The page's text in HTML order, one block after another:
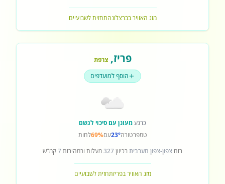
מזג האוויר בברצלונהתחזית לשבועיים
פריז,צרפת
הוסף למועדפים
כרגעמעונן עם סיכוי לגשם
טמפרטורה23°עם69%לחות
רוח צפון-צפון מערביתבכיוון327מעלות ובמהירות7קמ"ש
מזג האוויר בפריזתחזית לשבועיים